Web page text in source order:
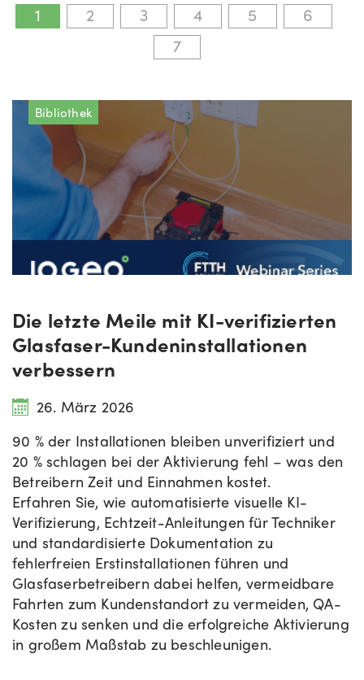
1 2 3 4 5
6
7
Bibliothek
Die letzte Meile mit KI-verifizierten
Glasfaser-Kundeninstallationen
verbessern
26. März 2026
90 % der Installationen bleiben unverifiziert und
20 % schlagen bei der Aktivierung fehl – was den
Betreibern Zeit und Einnahmen kostet.
Erfahren Sie, wie automatisierte visuelle KI-
Verifizierung, Echtzeit-Anleitungen für Techniker
und standardisierte Dokumentation zu
fehlerfreien Erstinstallationen führen und
Glasfaserbetreibern dabei helfen, vermeidbare
Fahrten zum Kundenstandort zu vermeiden, QA-
Kosten zu senken und die erfolgreiche Aktivierung
in großem Maßstab zu beschleunigen.